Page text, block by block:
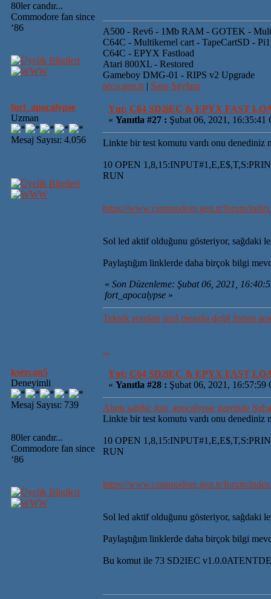
80ler candır...
Commodore fan since
‘86
A500 - Rev6 - 1Mb RAM - GOTEK -
C64C - Multikernel cart - TapeCartSD -
C64C - EPYX Fastload
Atari 800XL - Restored
Gameboy DMG-01 - RIPS v2 Upgrade
seco.gen.tr| Satış Sayfam
fort_apocalypse
Uzman
Mesaj Sayısı: 4.056
Ynt: C64 SD2iEC & EPYX FAST
« Yanıtla #27 : Şubat 06, 2021, 16:35:41
Linkte bir test komutu vardı onu denediniz
10 OPEN
RUN
https://www.commodore.gen.tr/forum/
Sol led aktif olduğunu gösteriyor, sağdaki
Paylaştığım linklerde daha birçok bilgi
« Son Düzenleme: Şubat 06, 2021,
fort_apocalypse »
Teknik soruları özel mesajla değil forum
...
ksercan5
Deneyimli
Mesaj Sayısı: 739
80ler candır...
Commodore fan since
‘86
Ynt: C64 SD2iEC & EPYX FAST
« Yanıtla #28 : Şubat 06, 2021, 16:57:59
Alıntı sahibi: fort_apocalypse üzerinde
Linkte bir test komutu vardı onu denediniz
10 OPEN
RUN
https://www.commodore.gen.tr/forum/
Sol led aktif olduğunu gösteriyor, sağdaki
Paylaştığım linklerde daha birçok bilgi
Bu komut ile 73 SD2IEC